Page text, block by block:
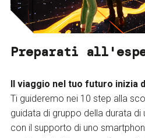
Preparati
Il viaggio nel tuo futuro inizia
Ti guideremo nei 10 step alla
guidata di gruppo della durata di
con il supporto di uno